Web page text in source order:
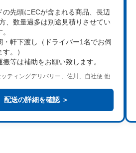
の先頭にECが含まれる商品、長辺
、数量過多は別途見積り させてい
・軒下渡し
（ドライバー1名でお伺
。）
搬等は補助をお願い致します。
ティングデリバリー、佐川、自社便 他
配送の詳細を確認 ＞